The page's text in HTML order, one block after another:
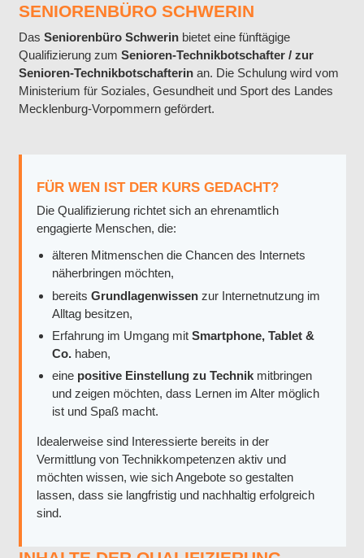
SENIORENBÜRO SCHWERIN
Das Seniorenbüro Schwerinbietet eine fünftägige
Qualifizierung zum Senioren-Technikbotschafter / zur
Senioren-Technikbotschafterinan. Die Schulung wird vom
Ministerium für Soziales, Gesundheit und Sport des Landes
Mecklenburg-Vorpommern gefördert.
FÜR WEN IST DER KURS GEDACHT?
Die Qualifizierung richtet sich an ehrenamtlich
engagierte Menschen, die:
älteren Mitmenschen die Chancen des Internets
näherbringen möchten,
bereits Grundlagenwissen zur Internetnutzung im
Alltag besitzen,
Erfahrung im Umgang mit Smartphone, Tablet &
Co. haben,
eine positive Einstellung zu Technik mitbringen
und zeigen möchten, dass Lernen im Alter möglich
ist und Spaß macht.
Idealerweise sind Interessierte bereits in der
Vermittlung von Technikkompetenzen aktiv und
möchten wissen, wie sich Angebote so gestalten
lassen, dass sie langfristig und nachhaltig erfolgreich
sind.